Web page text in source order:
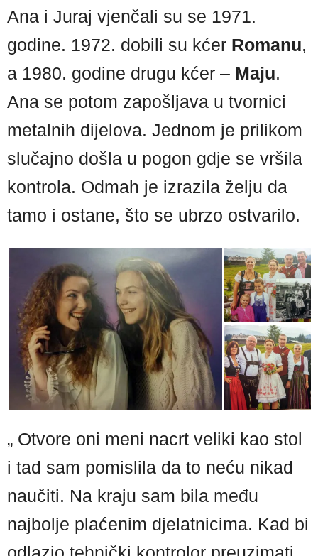
Ana i Juraj vjenčali su se 1971.
godine. 1972. dobili su kćer Romanu,
a 1980. godine drugu kćer – Maju.
Ana se potom zapošljava u tvornici
metalnih dijelova. Jednom je prilikom
slučajno došla u pogon gdje se vršila
kontrola. Odmah je izrazila želju da
tamo i ostane, što se ubrzo ostvarilo.
„ Otvore oni meni nacrt veliki kao stol
i tad sam pomislila da to neću nikad
naučiti. Na kraju sam bila među
najbolje plaćenim djelatnicima. Kad bi